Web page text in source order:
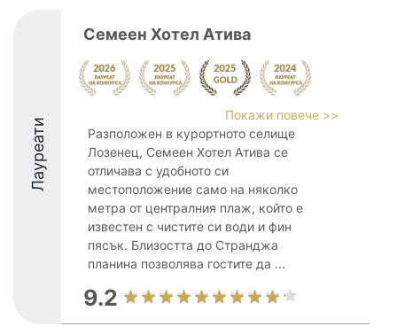
Лауреати
Семеен Хотел Атива
Покажи повече >>
Разположен в курортното селище
Лозенец, Семеен Хотел Атива се
отличава с удобното си
местоположение само на няколко
метра от централния плаж, който е
известен с чистите си води и фин
пясък. Близостта до Странджа
планина позволява гостите да ...
9.2